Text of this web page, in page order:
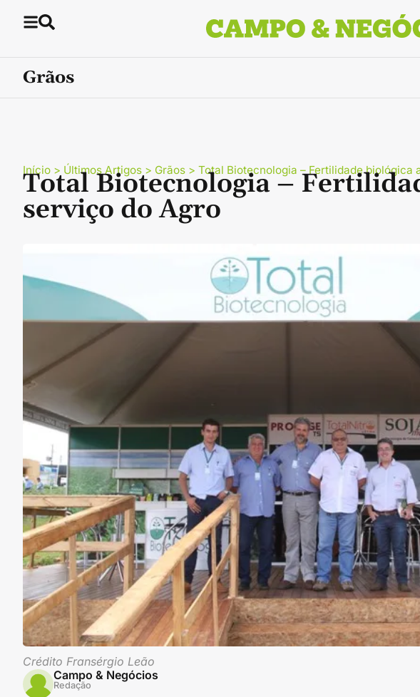
Grãos
Início > Últimos Artigos > Grãos > Total Biotecnologia – Fertilidade biológica
Total Biotecnologia –
serviço do Agro
Crédito Fransérgio Leão
Campo & Negócios
Redação